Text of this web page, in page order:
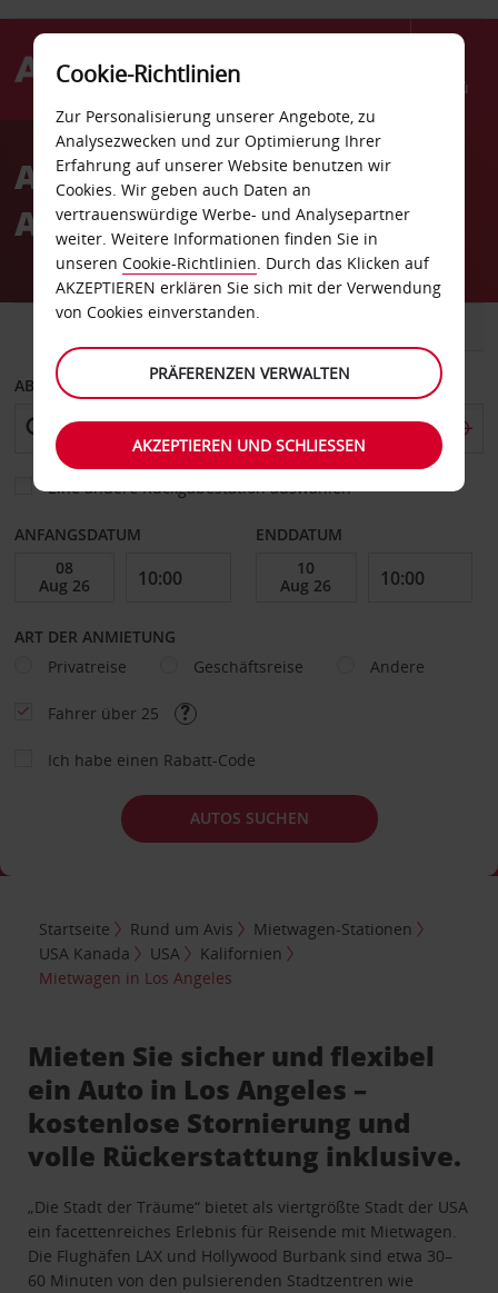
Menü
AvisAutovermietung in Los
Angeles
ABHOLEN VON
Eine andere Rückgabestation auswählen
ANFANGSDATUM ENDDATUM
ART DER ANMIETUNG
Privatreise
Geschäftsreise Andere
Fahrer über 25
Ich habe einen Rabatt-Code
AUTOS SUCHEN
Startseite Rund um Avis
Mietwagen-Stationen
USA Kanada
USA
Kalifornien
Mietwagen in Los Angeles
Mieten Sie sicher und flexibel
ein Auto in Los Angeles –
kostenlose Stornierung und
volle Rückerstattung inklusive.
„Die Stadt der Träume“ bietet als viertgrößte Stadt der USA
ein facettenreiches Erlebnis für Reisende mit Mietwagen.
Die Flughäfen LAX und Hollywood Burbank sind etwa 30–
60 Minuten von den pulsierenden Stadtzentren wie
Cookie-Richtlinien
Zur Personalisierung unserer Angebote, zu
Analysezwecken und zur Optimierung Ihrer
Erfahrung auf unserer Website benutzen wir
Cookies. Wir geben auch Daten an
vertrauenswürdige Werbe- und Analysepartner
weiter. Weitere Informationen finden Sie in
unseren Cookie-Richtlinien. Durch das Klicken auf
AKZEPTIEREN erklären Sie sich mit der Verwendung
von Cookies einverstanden.
PRÄFERENZEN VERWALTEN
AKZEPTIEREN UND SCHLIESSEN